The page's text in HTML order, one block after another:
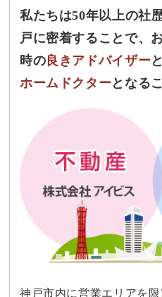
私たちは50年以上の社
戸に密着することで、
時の良きアドバイザー
ホームドクターとなる
神戸市内に営業エリアを